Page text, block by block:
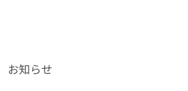
お知らせ